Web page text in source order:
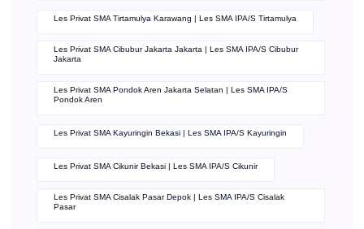
Les Privat SMA Tirtamulya Karawang | Les SMA IPA/S Tirtamulya
Les Privat SMA Cibubur Jakarta Jakarta | Les SMA IPA/S Cibubur
Jakarta
Les Privat SMA Pondok Aren Jakarta Selatan | Les SMA IPA/S
Pondok Aren
Les Privat SMA Kayuringin Bekasi | Les SMA IPA/S Kayuringin
Les Privat SMA Cikunir Bekasi | Les SMA IPA/S Cikunir
Les Privat SMA Cisalak Pasar Depok | Les SMA IPA/S Cisalak
Pasar